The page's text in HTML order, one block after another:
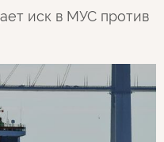
иск в МУС против